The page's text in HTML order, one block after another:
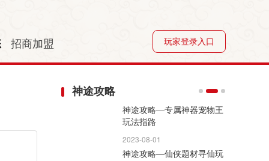
招商加盟 玩家登录入口
神途攻略
神途攻略—专属神器宠物王
玩法指路
2023-08-01
神途攻略—仙侠题材寻仙玩